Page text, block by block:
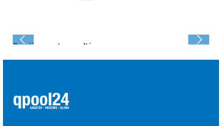
Dernièrement consulté :